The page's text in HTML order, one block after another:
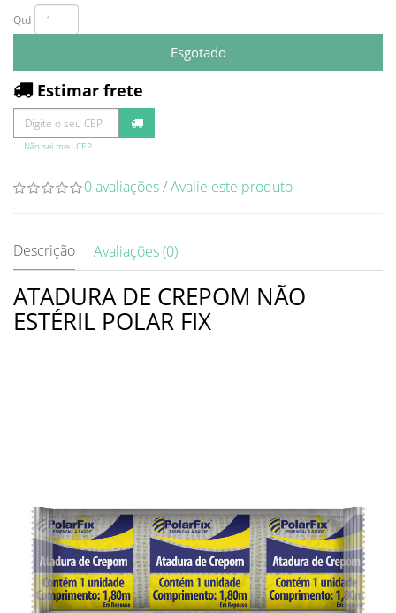
Qtd
Esgotado
Estimar frete
Não sei meu CEP
0 avaliações/Avalie este produto
Descrição Avaliações (0)
ATADURA DE CREPOM NÃO
ESTÉRIL POLAR FIX